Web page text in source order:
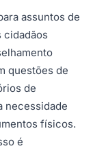
assuntos de
cidadãos
questões de
de
necessidade
físicos.
é